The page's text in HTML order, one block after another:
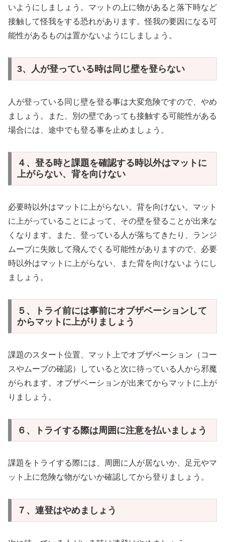
いようにしましょう。マットの上に物があると落下時など
接触して怪我をする恐れがあります。怪我の要因になる可
能性があるものは置かないようにしましょう。
3、人が登っている時は同じ壁を登らない
人が登っている同じ壁を登る事は大変危険ですので、やめ
ましょう。また、別の壁であっても接触する可能性がある
場合には、途中でも登る事を止めましょう。
４、登る時と課題を確認する時以外はマットに
上がらない、背を向けない
必要時以外はマットに上がらない。背を向けない。マット
に上がっていることによって、その壁を登ることが出来な
くなります。また、登っている人が落ちてきたり、ランジ
ムーブに失敗して飛んでくる可能性がありますので、必要
時以外はマットに上がらない、また背を向けないようにし
ましょう。
５、トライ前には事前にオブザベーションして
からマットに上がりましょう
課題のスタート位置、マット上でオブザベーション（コー
スやムーブの確認）していると次に待っている人から邪魔
がられます。オブザベーションが出来てからマットに上が
りましょう。
６、トライする際は周囲に注意を払いましょう
課題をトライする際には、周囲に人が居ないか、足元やマ
ット上に危険な物がないか確認してから登りましょう。
７、連登はやめましょう